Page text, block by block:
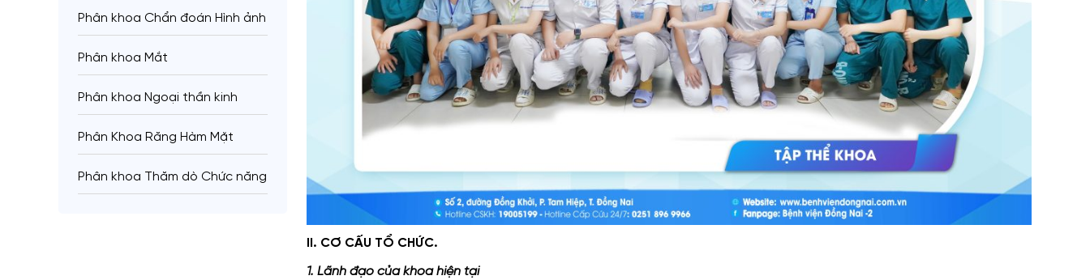
Phân khoa Chẩn đoán Hình ảnh
Phân khoa Mắt
Phân khoa Ngoại thần kinh
Phân Khoa Răng Hàm Mặt
Phân khoa Thăm dò Chức năng
II. CƠ CẤU TỔ CHỨC.
1. Lãnh đạo của khoa hiện tại